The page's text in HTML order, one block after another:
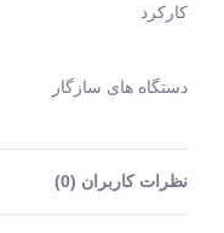
کارکرد
دستگاه های سازگار
نظرات کاربران (0)